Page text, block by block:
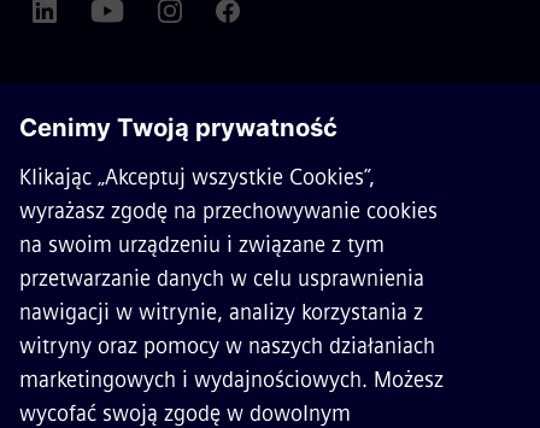
O SIEMENS MOBILITY
KONTAKT
KARIERA
Siemens Mobility 2026